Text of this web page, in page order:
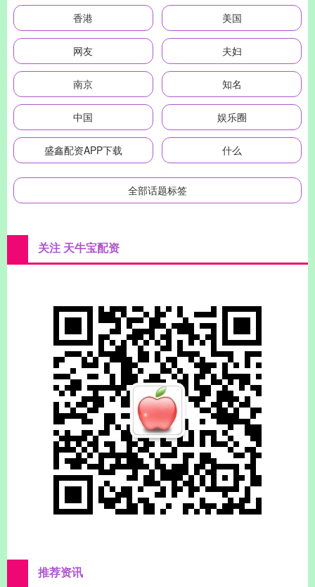
香港 美国
网友 夫妇
南京 知名
中国 娱乐圈
盛鑫配资APP下载 什么
全部话题标签
关注 天牛宝配资
推荐资讯